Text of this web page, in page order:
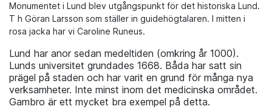
Monumentet i Lund blev utgångspunkt för det historiska Lund.
T h Göran Larsson som ställer in guidehögtalaren. I mitten i
rosa jacka har vi Caroline Runeus.
Lund har anor sedan medeltiden (omkring år 1000).
Lunds universitet grundades 1668. Båda har satt sin
prägel på staden och har varit en grund för många nya
verksamheter. Inte minst inom det medicinska området.
Gambro är ett mycket bra exempel på detta.